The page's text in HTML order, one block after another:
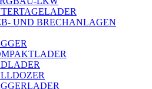
UND BRECHANLAGEN